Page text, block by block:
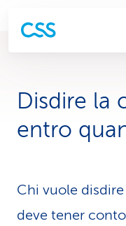
Disdire la
entro
Chi vuole
deve tener